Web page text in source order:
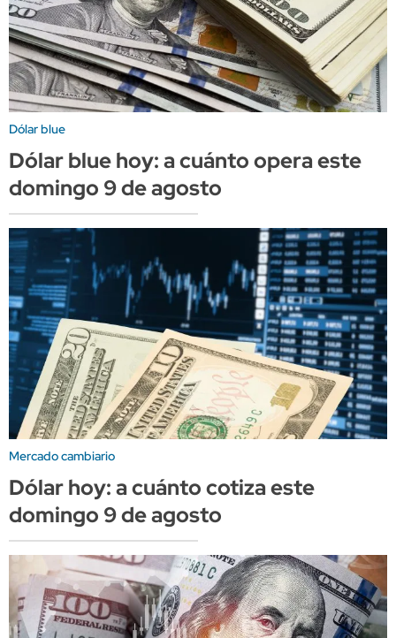
Dólar blue
Dólar blue hoy: a cuánto opera este
domingo 9 de agosto
Mercado cambiario
Dólar hoy: a cuánto cotiza este
domingo 9 de agosto